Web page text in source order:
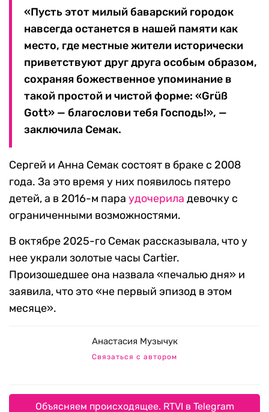
«Пусть этот милый баварский городок
навсегда останется в нашей памяти как
место, где местные жители исторически
приветствуют друг друга особым образом,
сохраняя божественное упоминание в
такой простой и чистой форме: «Grüß
Gott» — благослови тебя Господь!», —
заключила Семак.
Сергей и Анна Семак состоят в браке с 2008
года. За это время у них появилось пятеро
детей, а в 2016-м пара удочерила девочку с
ограниченными возможностями.
В октябре 2025-го Семак рассказывала, что у
нее украли золотые часы Cartier.
Произошедшее она назвала «печалью дня» и
заявила, что это «не первый эпизод в этом
месяце».
Анастасия Музычук
Связаться с автором
Объясняем происходящее. RTVI в Telegram